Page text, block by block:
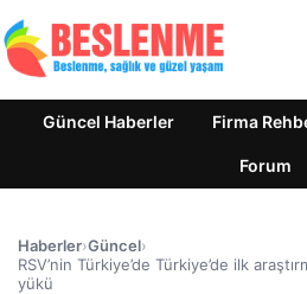
Güncel Haberler Firma
Forum
Haberler›Güncel›
RSV’nin Türkiye’de Türkiye’de ilk
yükü